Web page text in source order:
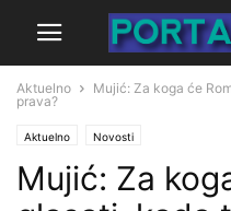
Aktuelno
Mujić: Za koga će
prava?
Aktuelno Novosti
Mujić: Za